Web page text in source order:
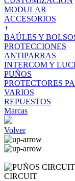
MODULAR
ACCESORIOS
+
BAÚLES Y
PROTECCIONES
ANTIPARRAS
INTERCOM Y
PUÑOS
PROTECTORES
VARIOS
REPUESTOS
Marcas
Volver
CIRCUIT